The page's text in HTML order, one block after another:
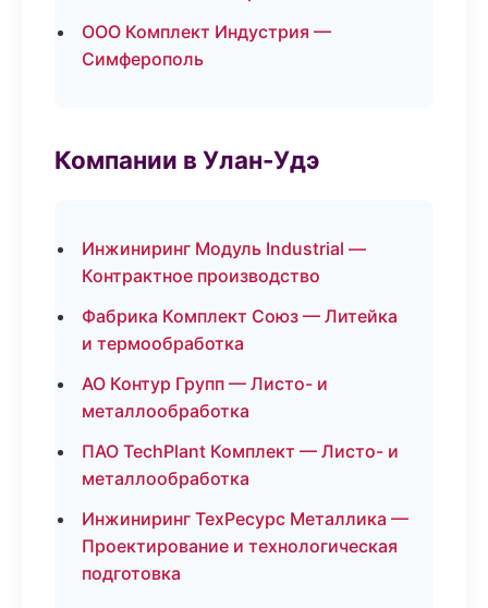
ООО Комплект Индустрия —
Симферополь
Компании в Улан-Удэ
Инжиниринг Модуль Industrial —
Контрактное производство
Фабрика Комплект Союз — Литейка
и термообработка
АО Контур Групп — Листо- и
металлообработка
ПАО TechPlant Комплект — Листо- и
металлообработка
Инжиниринг ТехРесурс Металлика —
Проектирование и технологическая
подготовка